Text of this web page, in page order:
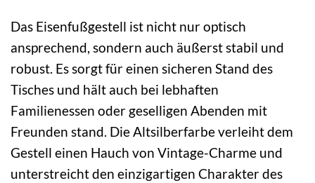
Das Eisenfußgestell ist nicht nur optisch
ansprechend, sondern auch äußerst stabil und
robust. Es sorgt für einen sicheren Stand des
Tisches und hält auch bei lebhaften
Familienessen oder geselligen Abenden mit
Freunden stand. Die Altsilberfarbe verleiht dem
Gestell einen Hauch von Vintage-Charme und
unterstreicht den einzigartigen Charakter des